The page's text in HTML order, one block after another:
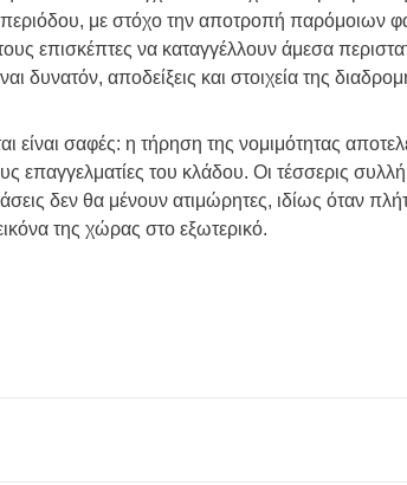
περιόδου, με στόχο την αποτροπή παρόμοιων
επισκέπτες να καταγγέλλουν άμεσα
δυνατόν, αποδείξεις και στοιχεία της
είναι σαφές: η τήρηση της νομιμότητας
επαγγελματίες του κλάδου. Οι τέσσερις
δεν θα μένουν ατιμώρητες, ιδίως όταν
της χώρας στο εξωτερικό.